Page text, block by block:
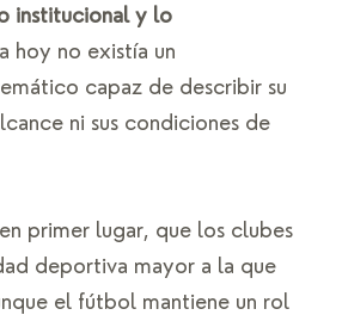
institucional y lo
hoy no existía un
capaz de describir su
ni sus condiciones de
primer lugar, que los clubes
deportiva mayor a la que
el fútbol mantiene un rol